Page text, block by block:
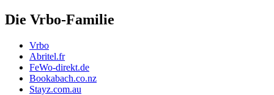
Die Vrbo-Familie
Vrbo
Abritel.fr
FeWo-direkt.de
Bookabach.co.nz
Stayz.com.au